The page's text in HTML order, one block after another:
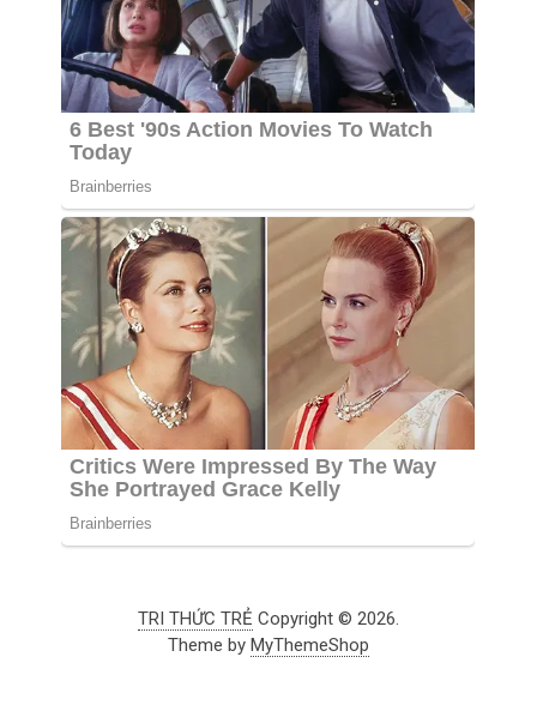
TRI THỨC TRẺ Copyright © 2026.
Theme by MyThemeShop